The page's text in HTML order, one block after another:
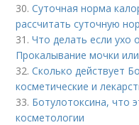
30.Суточная норма
рассчитать суточную
31.Что делать если ухо
Прокалывание мочки
32.Сколько действует
косметические и
33. Ботулотоксина, что
косметологии